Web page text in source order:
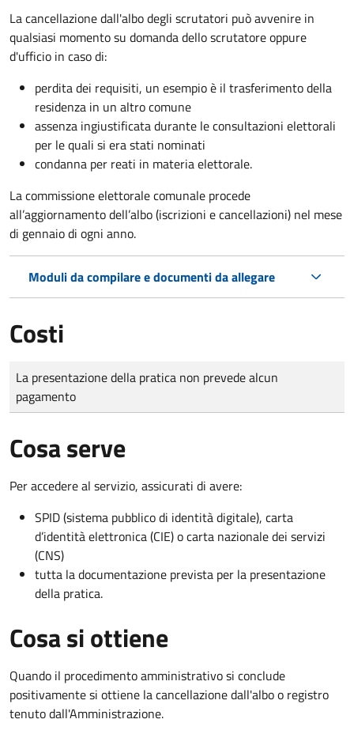
La cancellazione dall'albo degli scrutatori può avvenire in
qualsiasi momento su domanda dello scrutatore oppure
d'ufficio in caso di:
perdita dei requisiti, un esempio è il trasferimento della
residenza in un altro comune
assenza ingiustificata durante le consultazioni elettorali
per le quali si era stati nominati
condanna per reati in materia elettorale.
La commissione elettorale comunale procede
all’aggiornamento dell’albo (iscrizioni e cancellazioni) nel mese
di gennaio di ogni anno.
Moduli da compilare e documenti da allegare
Costi
Tipo di pagamento
Importo
La presentazione della pratica non prevede alcun
pagamento
Cosa serve
Per accedere al servizio, assicurati di avere:
SPID (sistema pubblico di identità digitale), carta
d’identità elettronica (CIE) o carta nazionale dei servizi
(CNS)
tutta la documentazione prevista per la presentazione
della pratica.
Cosa si ottiene
Quando il procedimento amministrativo si conclude
positivamente si ottiene la cancellazione dall'albo o registro
tenuto dall'Amministrazione.